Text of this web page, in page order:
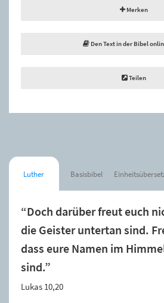
Merken
Den Text in der Bibel
Teilen
Luther Basisbibel
“Doch darüber freut euch
die Geister untertan sind.
dass eure Namen im
sind.”
Lukas 10,20